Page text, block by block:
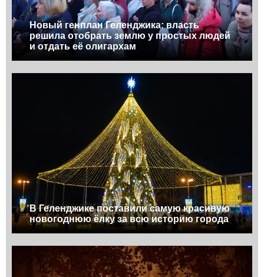
Новый генплан Геленджика: власть
решила отобрать землю у простых людей
и отдать её олигархам
В Геленджике поставили самую красивую
новогоднюю ёлку за всю историю города